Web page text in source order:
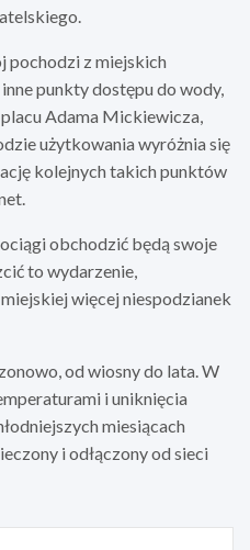
pochodzi z miejskich
punkty dostępu do wody,
Adama Mickiewicza,
użytkowania wyróżnia się
kolejnych takich punktów
obchodzić będą swoje
to wydarzenie,
więcej niespodzianek
od wiosny do lata. W
i uniknięcia
miesiącach
i odłączony od sieci